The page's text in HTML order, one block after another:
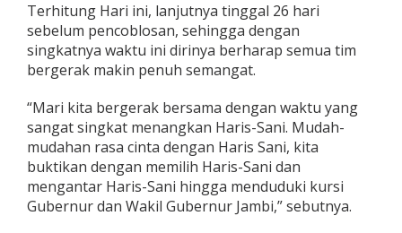
n
g
i
P
i
g
u
b
2
0
2
4
Terhitung Hari ini, lanjutnya tinggal 26 hari
sebelum pencoblosan, sehingga dengan
singkatnya waktu ini dirinya berharap semua tim
bergerak makin penuh semangat.
“Mari kita bergerak bersama dengan waktu yang
sangat singkat menangkan Haris-Sani. Mudah-
mudahan rasa cinta dengan Haris Sani, kita
buktikan dengan memilih Haris-Sani dan
mengantar Haris-Sani hingga menduduki kursi
Gubernur dan Wakil Gubernur Jambi,” sebutnya.